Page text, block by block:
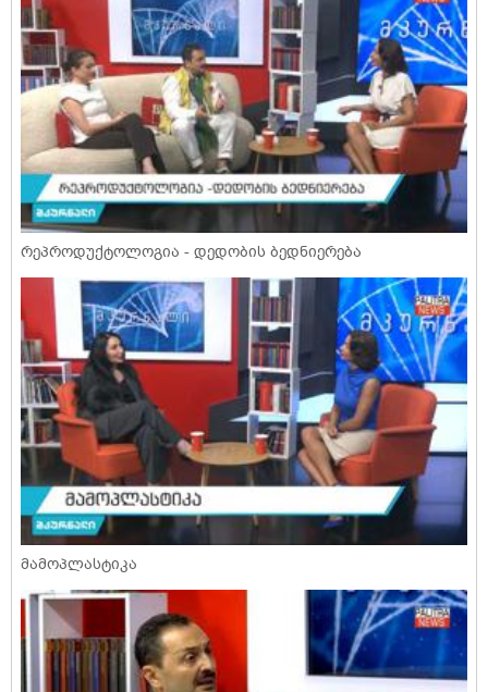
რეპროდუქტოლოგია - დედობის ბედნიერება
მამოპლასტიკა